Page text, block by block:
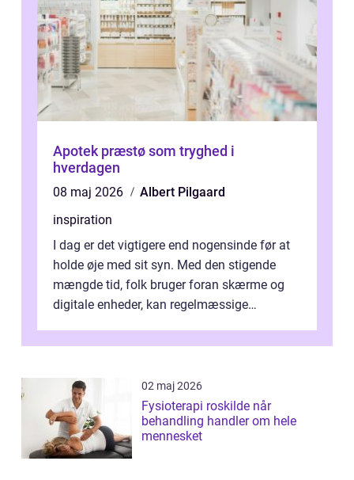
Apotek præstø som tryghed i
hverdagen
08 maj 2026
Albert Pilgaard
inspiration
I dag er det vigtigere end nogensinde før at
holde øje med sit syn. Med den stigende
mængde tid, folk bruger foran skærme og
digitale enheder, kan regelmæssige
02 maj 2026
Fysioterapi roskilde når
behandling handler om hele
mennesket